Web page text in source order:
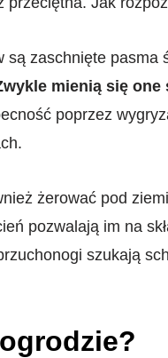
są zaschnięte pasma
mienią się one
poprzez
żerować pod
pozwalają im na
szukają